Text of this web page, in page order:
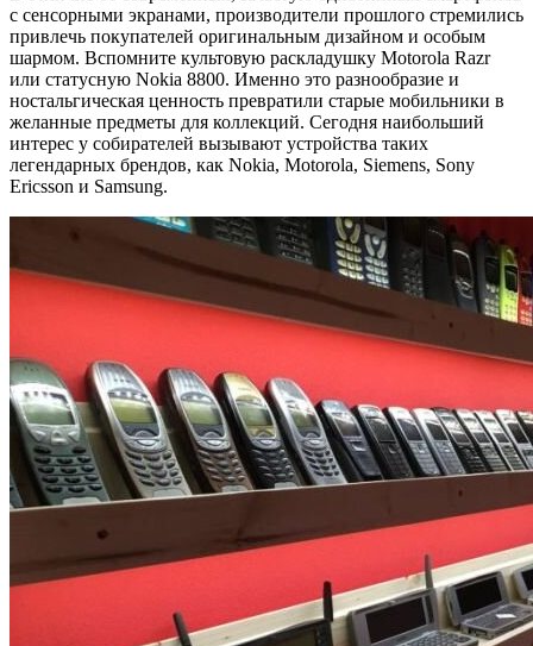
с сенсорными экранами, производители прошлого стремились
привлечь покупателей оригинальным дизайном и особым
шармом. Вспомните культовую раскладушку Motorola Razr
или статусную Nokia 8800. Именно это разнообразие и
ностальгическая ценность превратили старые мобильники в
желанные предметы для коллекций. Сегодня наибольший
интерес у собирателей вызывают устройства таких
легендарных брендов, как Nokia, Motorola, Siemens, Sony
Ericsson и Samsung.